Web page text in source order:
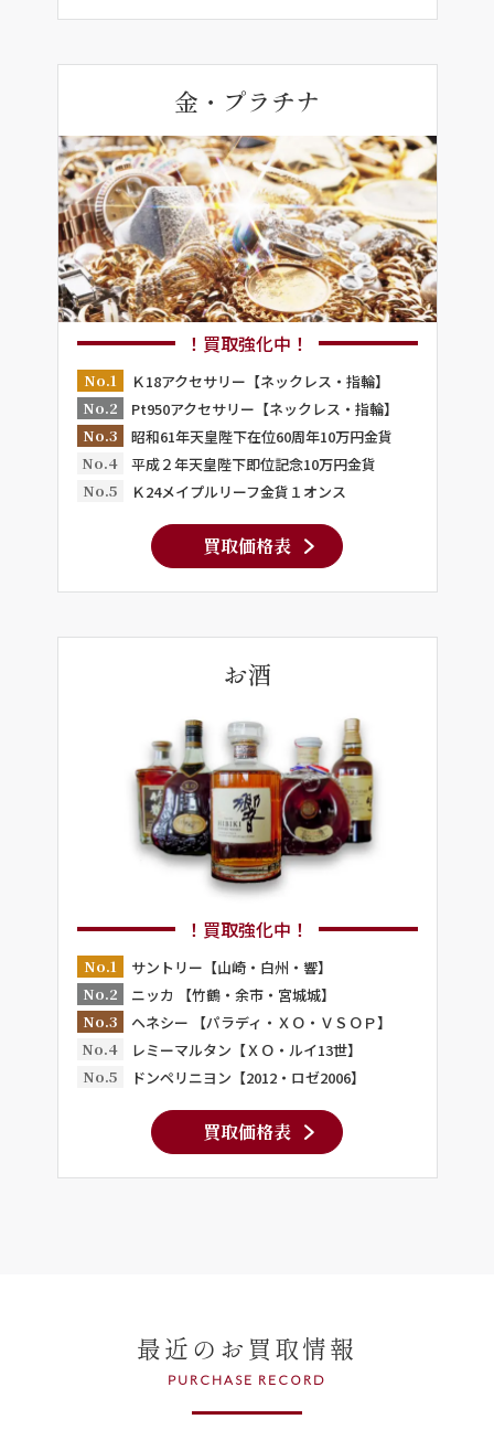
金・プラチナ
！買取強化中！
No.1
Ｋ18アクセサリー【ネックレス・指輪】
No.2
Pt950アクセサリー【ネックレス・指輪】
No.3
昭和61年天皇陛下在位60周年10万円金貨
No.4
平成２年天皇陛下即位記念10万円金貨
No.5
Ｋ24メイプルリーフ金貨１オンス
買取価格表
お酒
！買取強化中！
No.1
サントリー【山崎・白州・響】
No.2
ニッカ 【竹鶴・余市・宮城城】
No.3
ヘネシー 【パラディ・ＸＯ・ＶＳＯＰ】
No.4
レミーマルタン【ＸＯ・ルイ13世】
No.5
ドンペリニヨン【2012・ロゼ2006】
買取価格表
最近のお買取情報
PURCHASE RECORD